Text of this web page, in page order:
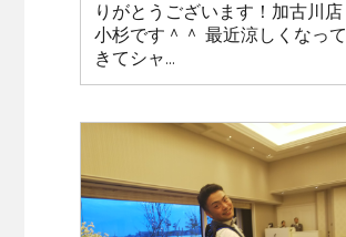
りがとうございます！加古川店
小杉です＾＾ 最近涼しくなって
きてシャ...